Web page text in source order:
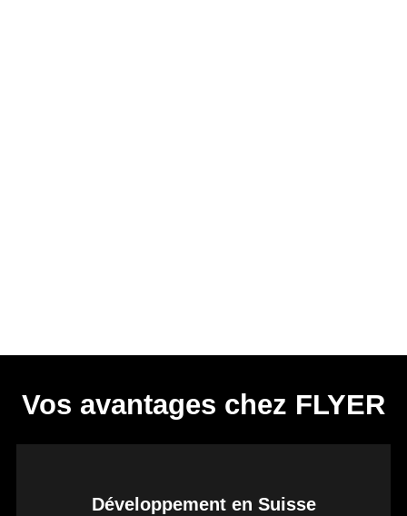
Vos avantages chez FLYER
Développement en Suisse